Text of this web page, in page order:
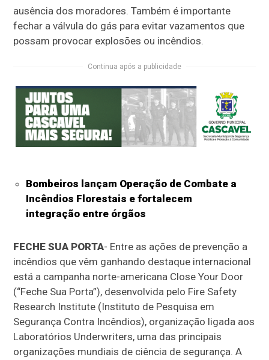
ausência dos moradores. Também é importante
fechar a válvula do gás para evitar vazamentos que
possam provocar explosões ou incêndios.
Continua após a publicidade
Bombeiros lançam Operação de Combate a
Incêndios Florestais e fortalecem
integração entre órgãos
FECHE SUA PORTA- Entre as ações de prevenção a
incêndios que vêm ganhando destaque internacional
está a campanha norte-americana Close Your Door
(“Feche Sua Porta”), desenvolvida pelo Fire Safety
Research Institute (Instituto de Pesquisa em
Segurança Contra Incêndios), organização ligada aos
Laboratórios Underwriters, uma das principais
organizações mundiais de ciência de segurança. A